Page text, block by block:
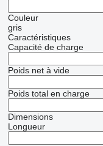
Couleur
gris
Caractéristiques
Capacité de charge
Poids net à vide
Poids total en charge
Dimensions
Longueur